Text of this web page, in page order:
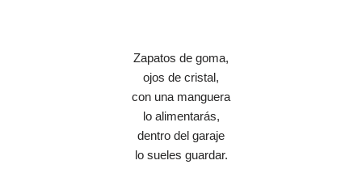
Zapatos de goma,
ojos de cristal,
con una manguera
lo alimentarás,
dentro del garaje
lo sueles guardar.